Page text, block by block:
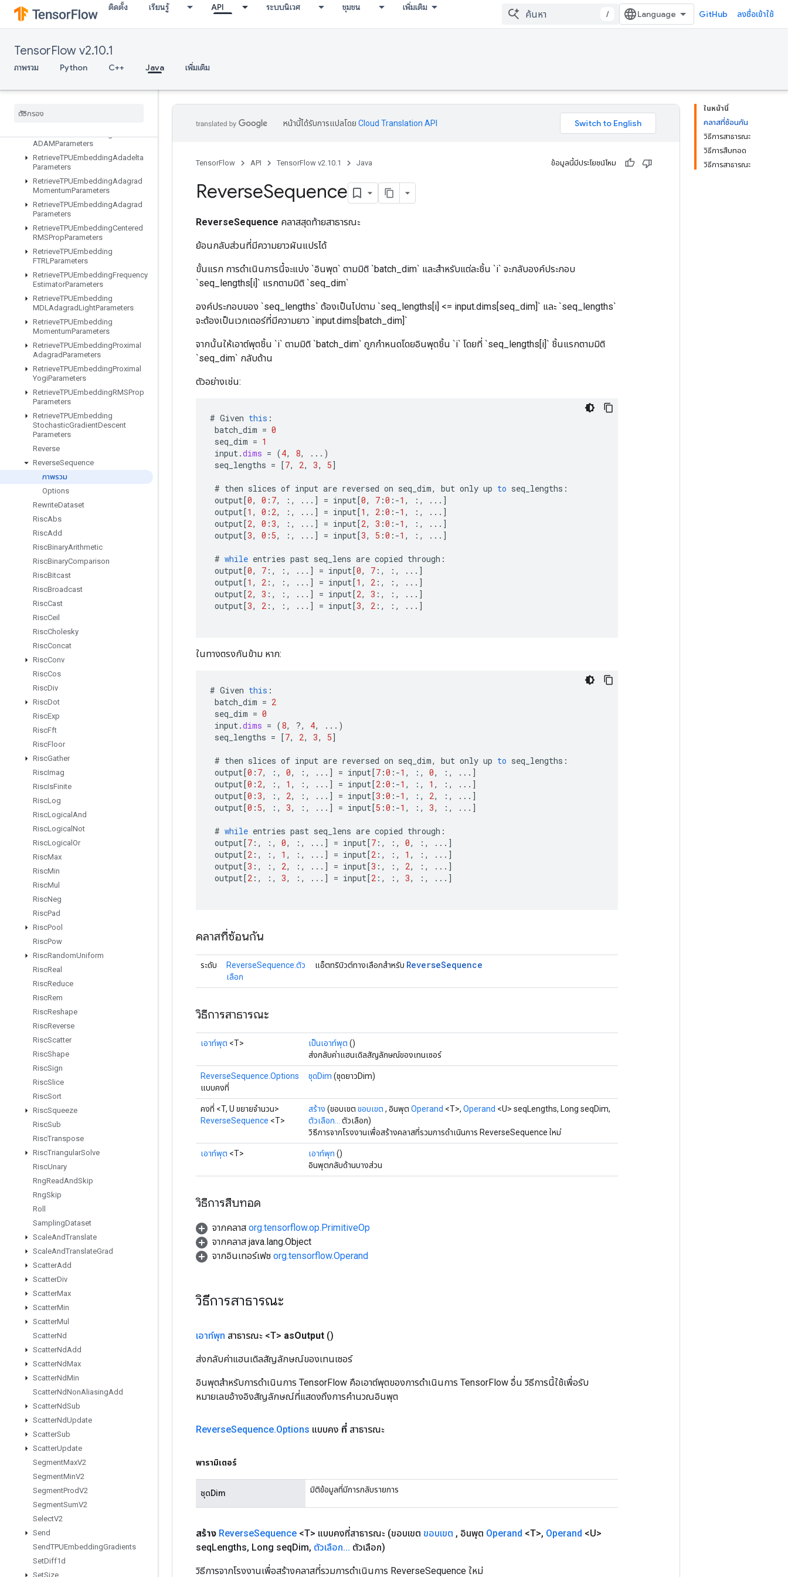
ติดตั้ง เรียนรู้ API ระบบนิเวศ ชุมชน เพิ่มเติม
/ GitHub ลงชื่อเข้าใช้
TensorFlow v2.10.1
ภาพรวม Python C++ Java เพิ่มเติม
ResourceScatterNdSub
ResourceScatterNdUpdate
ResourceScatterSub
ResourceScatterUpdate
Resource Sparse
Keras
Retrieve
ADAMParameters
RetrieveTPUEmbeddingAdadelta
Parameters
RetrieveTPUEmbeddingAdagrad
MomentumParameters
RetrieveTPUEmbeddingAdagrad
Parameters
RetrieveTPUEmbeddingCentered
RMSPropParameters
RetrieveTPUEmbedding
FTRLParameters
RetrieveTPUEmbeddingFrequency
EstimatorParameters
RetrieveTPUEmbedding
MDLAdagradLightParameters
RetrieveTPUEmbedding
MomentumParameters
RetrieveTPUEmbeddingProximal
AdagradParameters
RetrieveTPUEmbeddingProximal
YogiParameters
RetrieveTPUEmbeddingRMSProp
Parameters
RetrieveTPUEmbedding
StochasticGradientDescent
Parameters
Reverse
ReverseSequence
ภาพรวม
Options
RewriteDataset
RiscAbs
RiscAdd
RiscBinaryArithmetic
RiscBinaryComparison
RiscBitcast
RiscBroadcast
RiscCast
RiscCeil
RiscCholesky
RiscConcat
RiscConv
RiscCos
RiscDiv
RiscDot
RiscExp
RiscFft
RiscFloor
RiscGather
RiscImag
RiscIsFinite
RiscLog
RiscLogical And
RiscLogical Not
RiscLogical Or
RiscMax
RiscMin
RiscMul
RiscNeg
RiscPad
RiscPool
RiscPow
RiscRandomUniform
RiscReal
RiscReduce
RiscRem
RiscReshape
RiscReverse
RiscScatter
RiscShape
RiscSign
RiscSlice
RiscSort
RiscSqueeze
RiscSub
RiscTranspose
RiscTriangularSolve
RiscUnary
RngReadAndSkip
RngSkip
Roll
SamplingDataset
ScaleAndTranslate
ScaleAndTranslateGrad
ScatterAdd
ScatterDiv
ScatterMax
ScatterMin
ScatterMul
ScatterNd
ScatterNdAdd
ScatterNdMax
ScatterNdMin
ScatterNdNonAliasingAdd
ScatterNdSub
ScatterNdUpdate
ScatterSub
ScatterUpdate
SegmentMaxV2
SegmentMinV2
SegmentProdV2
SegmentSumV2
SelectV2
Send
SendTPUEmbeddingGradients
SetDiff1d
SetSize
ในหน้านี้
คลาสที่ซ้อนกัน
วิธีการสาธารณะ
วิธีการสืบทอด
วิธีการสาธารณะ
หน้านี้ได้รับการแปลโดย Cloud Translation API
TensorFlow API TensorFlow v2.10.1 Java ข้อมูลนี้มีประโยชน์ไหม
ReverseSequence
ReverseSequence คลาสสุดท้ายสาธารณะ
ย้อนกลับส่วนที่มีความยาวผันแปรได้
ขั้นแรก การดำเนินการนี้จะแบ่ง `อินพุต` ตามมิติ `batch_dim` และสำหรับแต่ละชิ้น `i` จะกลับองค์ประกอบ
`seq_lengths[i]` แรกตามมิติ `seq_dim`
องค์ประกอบของ `seq_lengths` ต้องเป็นไปตาม `seq_lengths[i] <= input.dims[seq_dim]` และ `seq_lengths`
จะต้องเป็นเวกเตอร์ที่มีความยาว `input.dims[batch_dim]`
จากนั้นให้เอาต์พุตชิ้น `i` ตามมิติ `batch_dim` ถูกกำหนดโดยอินพุตชิ้น `i` โดยที่ `seq_lengths[i]` ชิ้นแรกตามมิติ
`seq_dim` กลับด้าน
ตัวอย่างเช่น:
# Given this :
batch_dim = 0
seq_dim = 1
input.dims = (4, 8,
...)
seq_lengths = [7, 2, 3, 5]
# then slices of input are reversed on seq_dim, but only up to seq_lengths :
output[0, 0 : 7, :, ... ] = input[0, 7 :0 : -1 , :, ... ]
output[1 , 0 : 2, :, ... ] = input[1 , 2 :0 : -1 , :, ... ]
output[2, 0 :3, :, ... ] = input[2, 3 :0 : -1 , :, ... ]
output[3, 0 : 5, :, ... ] = input[3, 5 :0 : -1 , :, ... ]
# while entries past seq_lens are copied through :
output[0, 7 :, :, ... ] = input[0, 7 :, :, ... ]
output[1 , 2 :, :, ... ] = input[1 , 2 :, :, ... ]
output[2, 3 :, :, ... ] = input[2, 3 :, :, ... ]
output[3, 2 :, :, ... ] = input[3, 2 :, :, ... ]
ในทางตรงกันข้าม หาก:
# Given this :
batch_dim = 2
seq_dim = 0
input.dims = (8, ?, 4,
...)
seq_lengths = [7, 2, 3, 5]
# then slices of input are reversed on seq_dim, but only up to seq_lengths :
output[0 : 7, :, 0, :, ... ] = input[7 :0 : -1 , :, 0, :, ... ]
output[0 : 2, :, 1 , :, ... ] = input[2 :0 : -1 , :, 1 , :, ... ]
output[0 :3, :, 2, :, ... ] = input[3 :0 : -1 , :, 2, :, ... ]
output[0 : 5, :, 3, :, ... ] = input[5 :0 : -1 , :, 3, :, ... ]
# while entries past seq_lens are copied through :
output[7 :, :, 0, :, ... ] = input[7 :, :, 0, :, ... ]
output[2 :, :, 1 , :, ... ] = input[2 :, :, 1 , :, ... ]
output[3 :, :, 2, :, ... ] = input[3 :, :, 2, :, ... ]
output[2 :, :, 3, :, ... ] = input[2 :, :, 3, :, ... ]
คลาสที่ซ้อนกัน
ระดับ
ReverseSequence.ตัว
เลือก
แอ็ตทริบิวต์ทางเลือกสำหรับ ReverseSequence
วิธีการสาธารณะ
เอาท์พุต <T> เป็นเอาท์พุต ()
ส่งกลับค่าแฮนเดิลสัญลักษณ์ของเทนเซอร์
ReverseSequence.Options
แบบคงที่
ชุดDim (ชุดยาวDim)
คงที่ <T, U ขยายจำนวน>
ReverseSequence <T>
สร้าง (ขอบเขต ขอบเขต , อินพุต Operand <T>, Operand <U> seqLengths, Long seqDim,
ตัวเลือก...
ตัวเลือก)
วิธีการจากโรงงานเพื่อสร้างคลาสที่รวมการดำเนินการ ReverseSequence ใหม่
เอาท์พุต <T> เอาท์พุท ()
อินพุตกลับด้านบางส่วน
วิธีการสืบทอด
จากคลาส org.tensorflow.op.PrimitiveOp
จากคลาส java.lang.Object
จากอินเทอร์เฟซ org.tensorflow.Operand
วิธีการสาธารณะ
เอาท์พุท สาธารณะ <T> asOutput ()
ส่งกลับค่าแฮนเดิลสัญลักษณ์ของเทนเซอร์
อินพุตสำหรับการดำเนินการ TensorFlow คือเอาต์พุตของการดำเนินการ TensorFlow อื่น วิธีการนี้ใช้เพื่อรับ
หมายเลขอ้างอิงสัญลักษณ์ที่แสดงถึงการคำนวณอินพุต
ReverseSequence.Options แบบคง ที่ สาธารณะ
พารามิเตอร์
ชุดDim มิติข้อมูลที่มีการกลับรายการ
สร้าง ReverseSequence <T> แบบคงที่สาธารณะ (ขอบเขต ขอบเขต , อินพุต Operand <T>, Operand <U>
seqLengths, Long seqDim, ตัวเลือก... ตัวเลือก)
วิธีการจากโรงงานเพื่อสร้างคลาสที่รวมการดำเนินการ ReverseSequence ใหม่